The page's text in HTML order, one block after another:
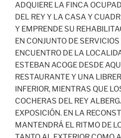
ADQUIERE LA FINCA
DEL REY Y LA CASA Y
Y EMPRENDE SU
EN CONJUNTO DE
ENCUENTRO DE LA
ESTEBAN ACOGE DESDE
RESTAURANTE Y UNA
INFERIOR, MIENTRAS QUE
COCHERAS DEL REY
EXPOSICIÓN. EN LA
MANTENDRÁ EL RITMO DE